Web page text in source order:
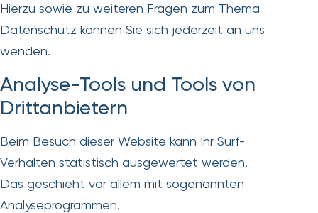
Hierzu sowie zu weiteren Fragen zum Thema
Datenschutz können Sie sich jederzeit an uns
wenden.
Analyse-Tools und Tools von
Dritt­anbietern
Beim Besuch dieser Website kann Ihr Surf-
Verhalten statistisch ausgewertet werden.
Das geschieht vor allem mit sogenannten
Analyseprogrammen.